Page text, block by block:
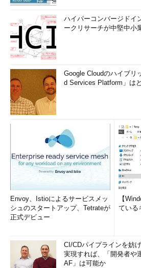
ハイパーコンバージドイ
ークリサーチが中堅中小
Google Cloudのハイブリ
d Services Platform」は
Envoy、Istioによるサービスメッ
シュのスタートアップ、Tetrateが
正式デビュー
【
ている
CI/CDパイプラインを妨
実現すれば、「開発者や
AF」は可能か